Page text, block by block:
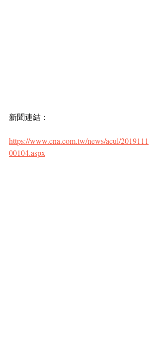
新聞連結：
https://www.cna.com.tw/news/acul/2019111
00104.aspx